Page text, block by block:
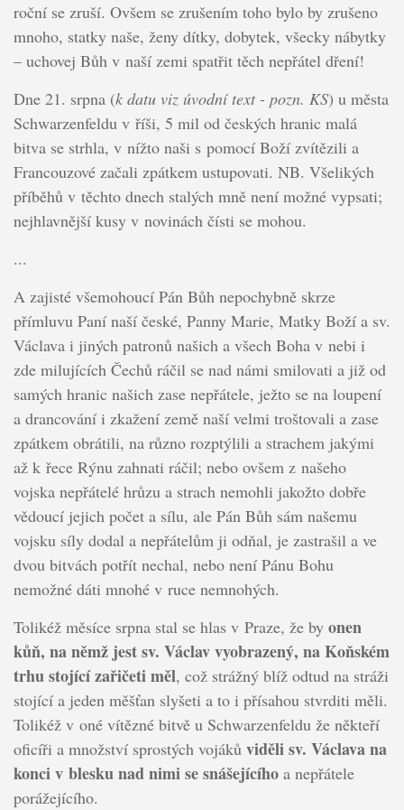
roční se zruší. Ovšem se zrušením toho bylo by zrušeno
mnoho, statky naše, ženy dítky, dobytek, všecky nábytky
– uchovej Bůh v naší zemi spatřit těch nepřátel dření!
Dne 21. srpna (k datu viz úvodní text - pozn. KS) u města
Schwarzenfeldu v říši, 5 mil od českých hranic malá
bitva se strhla, v nížto naši s pomocí Boží zvítězili a
Francouzové začali zpátkem ustupovati. NB. Všelikých
příběhů v těchto dnech stalých mně není možné vypsati;
nejhlavnější kusy v novinách čísti se mohou.
...
A zajisté všemohoucí Pán Bůh nepochybně skrze
přímluvu Paní naší české, Panny Marie, Matky Boží a sv.
Václava i jiných patronů našich a všech Boha v nebi i
zde milujících Čechů ráčil se nad námi smilovati a již od
samých hranic našich zase nepřátele, ježto se na loupení
a drancování i zkažení země naší velmi troštovali a zase
zpátkem obrátili, na různo rozptýlili a strachem jakými
až k řece Rýnu zahnati ráčil; nebo ovšem z našeho
vojska nepřátelé hrůzu a strach nemohli jakožto dobře
vědoucí jejich počet a sílu, ale Pán Bůh sám našemu
vojsku síly dodal a nepřátelům ji odňal, je zastrašil a ve
dvou bitvách potřít nechal, nebo není Pánu Bohu
nemožné dáti mnohé v ruce nemnohých.
Tolikéž měsíce srpna stal se hlas v Praze, že by onen
kůň, na němž jest sv. Václav vyobrazený, na Koňském
trhu stojící zařičeti měl, což strážný blíž odtud na stráži
stojící a jeden měšťan slyšeti a to i přísahou stvrditi měli.
Tolikéž v oné vítězné bitvě u Schwarzenfeldu že někteří
oficíři a množství sprostých vojáků viděli sv. Václava na
konci v blesku nad nimi se snášejícíhoa nepřátele
porážejícího.